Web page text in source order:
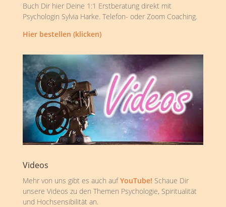
Buch Dir hier Deine 1:1 Erstberatung direkt mit
Psychologin Sylvia Harke. Telefon- oder Zoom Coaching.
Hier bestellen (klicken)
Videos
Mehr von uns gibt es auch aufYouTube! Schaue Dir
unsere Videos zu den Themen Psychologie, Spiritualität
und Hochsensibilität an.